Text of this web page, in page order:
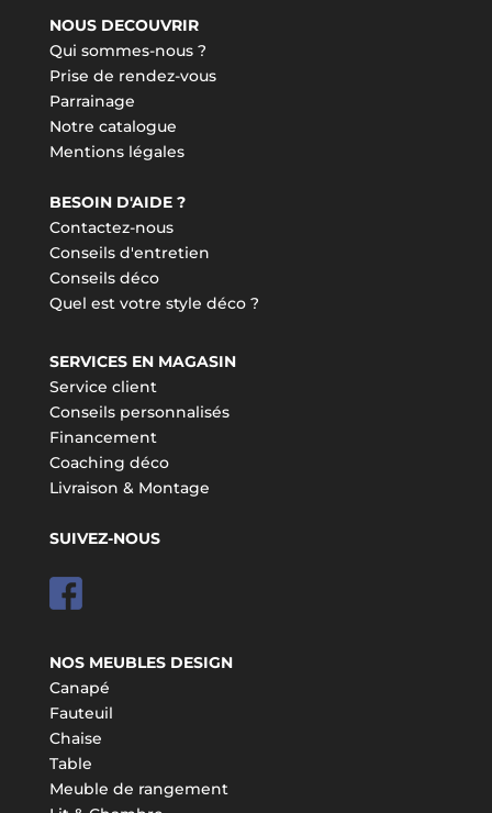
NOUS DECOUVRIR
Qui sommes-nous ?
Prise de rendez-vous
Parrainage
Notre catalogue
Mentions légales
BESOIN D'AIDE ?
Contactez-nous
Conseils d'entretien
Conseils déco
Quel est votre style déco ?
SERVICES EN MAGASIN
Service client
Conseils personnalisés
Financement
Coaching déco
Livraison & Montage
SUIVEZ-NOUS
NOS MEUBLES DESIGN
Canapé
Fauteuil
Chaise
Table
Meuble de rangement